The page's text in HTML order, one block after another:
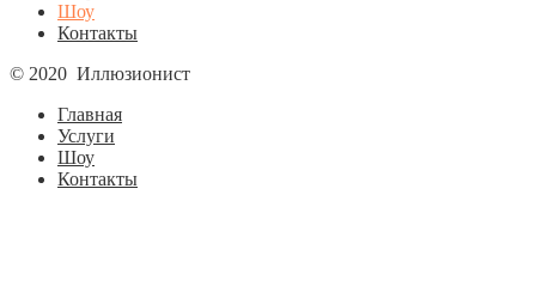
Шоу
Контакты
© 2020 Иллюзионист
Главная
Услуги
Шоу
Контакты